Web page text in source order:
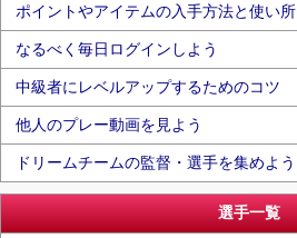
ポイントやアイテムの入手方法と使い所
なるべく毎日ログインしよう
中級者にレベルアップするためのコツ
他人のプレー動画を見よう
ドリームチームの監督・選手を集めよう
選手一覧